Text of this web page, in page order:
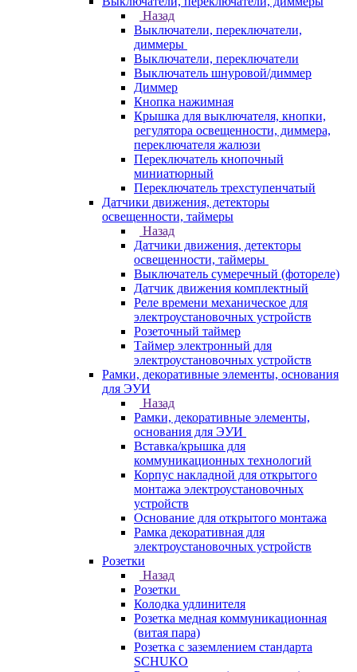
Назад
Выключатели, переключатели,
диммеры
Выключатели, переключатели
Выключатель шнуровой/диммер
Диммер
Кнопка нажимная
Крышка для выключателя, кнопки,
регулятора освещенности, диммера,
переключателя жалюзи
Переключатель кнопочный
миниатюрный
Переключатель трехступенчатый
Датчики движения, детекторы
освещенности, таймеры
Назад
Датчики движения, детекторы
освещенности, таймеры
Выключатель сумеречный (фотореле)
Датчик движения комплектный
Реле времени механическое для
электроустановочных устройств
Розеточный таймер
Таймер электронный для
электроустановочных устройств
Рамки, декоративные элементы, основания
для ЭУИ
Назад
Рамки, декоративные элементы,
основания для ЭУИ
Вставка/крышка для
коммуникационных технологий
Корпус накладной для открытого
монтажа электроустановочных
устройств
Основание для открытого монтажа
Рамка декоративная для
электроустановочных устройств
Розетки
Назад
Розетки
Колодка удлинителя
Розетка медная коммуникационная
(витая пара)
Розетка с заземлением стандарта
SCHUKO